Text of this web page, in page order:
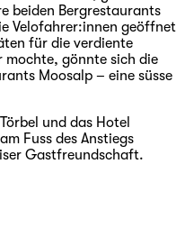
beiden Bergrestaurants
Velofahrer:innen geöffnet
für die verdiente
mochte, gönnte sich die
Moosalp – eine süsse
und das Hotel
Fuss des Anstiegs
Gastfreundschaft.